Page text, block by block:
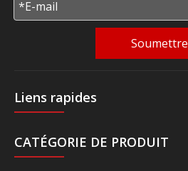
Soumettre
Liens rapides
CATÉGORIE DE PRODUIT